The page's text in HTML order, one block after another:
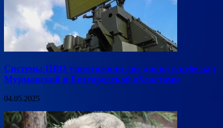
Системы ПВО уничтожили два дрона в небе над
Мурманской и Белгородской областями
04.05.2025